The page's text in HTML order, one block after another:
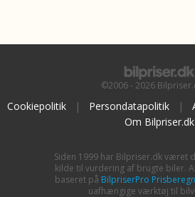
©2006 - 2026
Cookiepolitik | Persondatapolitik |
Om Bilpriser.dk
Siden 1999 har Bilpriser.dk været
kilde til vurdering af brugte biler.
baseret på BilpriserPro
uafhængige værktøj til